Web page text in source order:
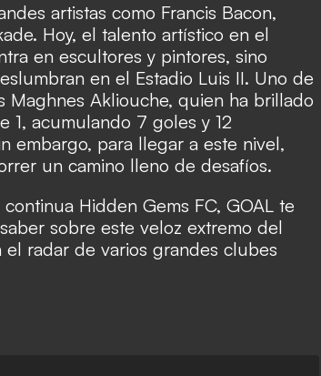
artistas como Francis Bacon,
Hoy, el talento artístico en el
en escultores y pintores, sino
en el Estadio Luis II. Uno de
Maghnes Akliouche, quien ha brillado
1, acumulando 7 goles y 12
embargo, para llegar a este nivel,
un camino lleno de desafíos.
Hidden Gems FC, GOAL te
sobre este veloz extremo del
el radar de varios grandes clubes